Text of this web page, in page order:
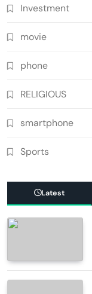
Investment
movie
phone
RELIGIOUS
smartphone
Sports
Latest